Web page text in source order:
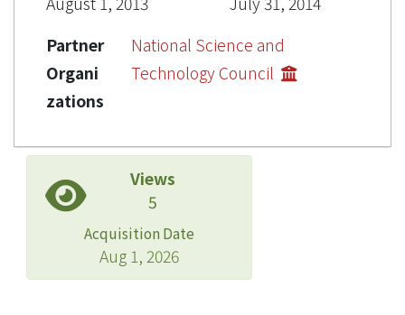
Partner
Organi
zations
National Science and
Technology Council
Views
5
Acquisition Date
Aug 1, 2026